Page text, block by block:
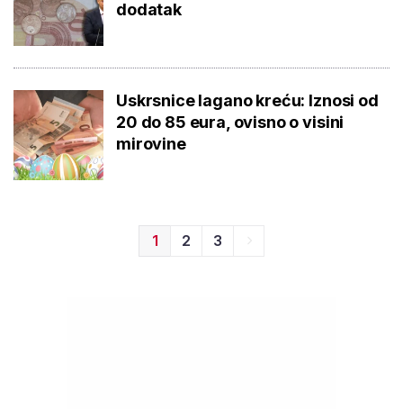
dodatak
Uskrsnice lagano kreću: Iznosi od
20 do 85 eura, ovisno o visini
mirovine
1 2 3